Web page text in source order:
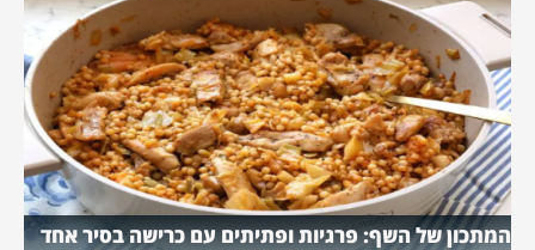
המתכון של השף: פרגיות ופתיתים עם כרישה בסיר אחד